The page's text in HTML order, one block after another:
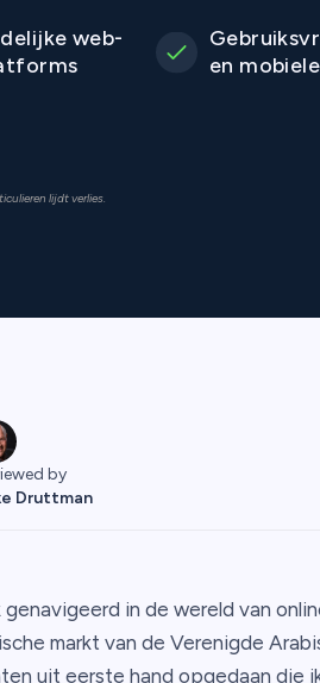
web-
en
lijdt verlies.
by
Druttman
in de wereld van
markt van de Verenigde
uit eerste hand opgedaan die